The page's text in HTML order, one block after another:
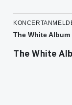
The White Album
The White